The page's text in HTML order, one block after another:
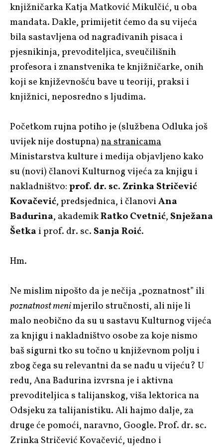
knjižničarka Katja Matković Mikulčić, u oba
mandata. Dakle, primijetit ćemo da su vijeća
bila sastavljena od nagrađivanih pisaca i
pjesnikinja, prevoditeljica, sveučilišnih
profesora i znanstvenika te knjižničarke, onih
koji se književnošću bave u teoriji, praksi i
knjižnici, neposredno s ljudima.
Početkom rujna potiho je (službena Odluka još
uvijek nije dostupna)na stranicama
Ministarstva kulture i medija objavljeno kako
su (novi) članovi Kulturnog vijeća za knjigu i
nakladništvo:prof. dr. sc. Zrinka Stričević
Kovačević, predsjednica, i članoviAna
Badurina, akademikRatko Cvetnić,Snježana
Šetkai prof. dr. sc.Sanja Roić.
Hm.
Ne mislim nipošto da je nečija „poznatnost” ili
poznatnost menimjerilo stručnosti, ali nije li
malo neobično da su u sastavu Kulturnog vijeća
za knjigu i nakladništvo osobe za koje nismo
baš sigurni tko su točno u književnom polju i
zbog čega su relevantni da se nađu u vijeću? U
redu, Ana Badurina izvrsna je i aktivna
prevoditeljica s talijanskog, viša lektorica na
Odsjeku za talijanistiku. Ali hajmo dalje, za
druge će pomoći, naravno, Google. Prof. dr. sc.
Zrinka Stričević Kovačević, ujedno i